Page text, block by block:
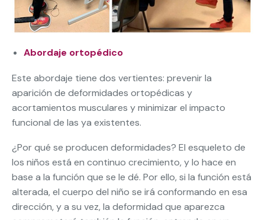
Abordaje ortopédico
Este abordaje tiene dos vertientes: prevenir la
aparición de deformidades ortopédicas y
acortamientos musculares y minimizar el impacto
funcional de las ya existentes.
¿Por qué se producen deformidades? El esqueleto de
los niños está en continuo crecimiento, y lo hace en
base a la función que se le dé. Por ello, si la función está
alterada, el cuerpo del niño se irá conformando en esa
dirección, y a su vez, la deformidad que aparezca